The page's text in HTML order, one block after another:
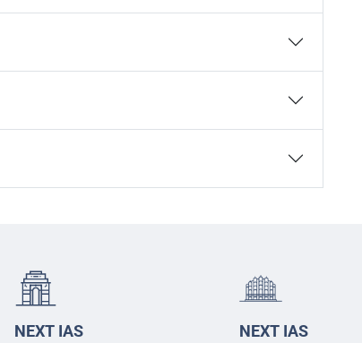
NEXT IAS NEXT IAS